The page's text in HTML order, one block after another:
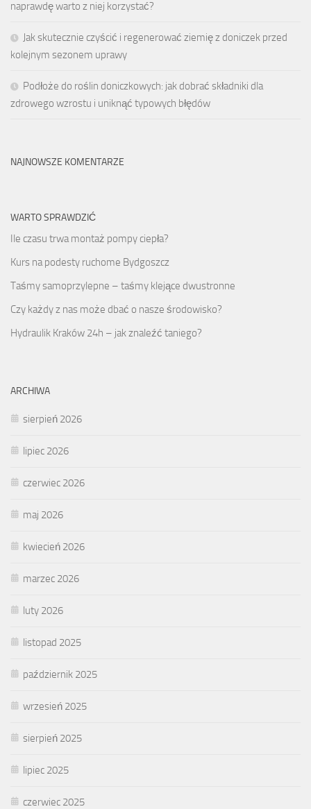
naprawdę warto z niej korzystać?
Jak skutecznie czyścić i regenerować ziemię z doniczek przed
kolejnym sezonem uprawy
Podłoże do roślin doniczkowych: jak dobrać składniki dla
zdrowego wzrostu i uniknąć typowych błędów
NAJNOWSZE KOMENTARZE
WARTO SPRAWDZIĆ
Ile czasu trwa montaż pompy ciepła?
Kurs na podesty ruchome Bydgoszcz
Taśmy samoprzylepne – taśmy klejące dwustronne
Czy każdy z nas może dbać o nasze środowisko?
Hydraulik Kraków 24h – jak znaleźć taniego?
ARCHIWA
sierpień 2026
lipiec 2026
czerwiec 2026
maj 2026
kwiecień 2026
marzec 2026
luty 2026
listopad 2025
październik 2025
wrzesień 2025
sierpień 2025
lipiec 2025
czerwiec 2025